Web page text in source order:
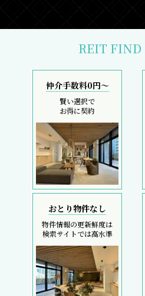
REIT FIND
仲介手数料0円～
賢い選択で
お得に契約
おとり物件なし
物件情報の更新鮮度は
検索サイトでは高水準